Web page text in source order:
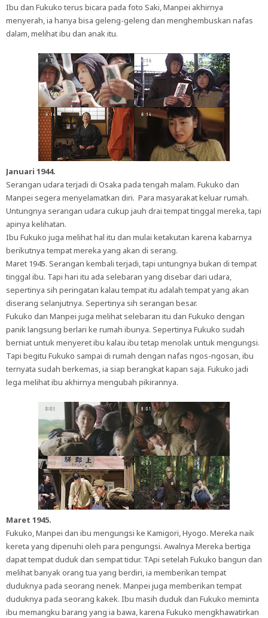
Ibu dan Fukuko terus bicara pada foto Saki, Manpei akhirnya
menyerah, ia hanya bisa geleng-geleng dan menghembuskan nafas
dalam, melihat ibu dan anak itu.
Januari 1944.
Serangan udara terjadi di Osaka pada tengah malam. Fukuko dan
Manpei segera menyelamatkan diri. Para masyarakat keluar rumah.
Untungnya serangan udara cukup jauh drai tempat tinggal mereka, tapi
apinya kelihatan.
Ibu Fukuko juga melihat hal itu dan mulai ketakutan karena kabarnya
berikutnya tempat mereka yang akan di serang.
Maret 1945. Serangan kembali terjadi, tapi untungnya bukan di tempat
tinggal ibu. Tapi hari itu ada selebaran yang disebar dari udara,
sepertinya sih peringatan kalau tempat itu adalah tempat yang akan
diserang selanjutnya. Sepertinya sih serangan besar.
Fukuko dan Manpei juga melihat selebaran itu dan Fukuko dengan
panik langsung berlari ke rumah ibunya. Sepertinya Fukuko sudah
berniat untuk menyeret ibu kalau ibu tetap menolak untuk mengungsi.
Tapi begitu Fukuko sampai di rumah dengan nafas ngos-ngosan, ibu
ternyata sudah berkemas, ia siap berangkat kapan saja. Fukuko jadi
lega melihat ibu akhirnya mengubah pikirannya.
Maret 1945.
Fukuko, Manpei dan ibu mengungsi ke Kamigori, Hyogo. Mereka naik
kereta yang dipenuhi oleh para pengungsi. Awalnya Mereka bertiga
dapat tempat duduk dan sempat tidur. TApi setelah Fukuko bangun dan
melihat banyak orang tua yang berdiri, ia memberikan tempat
duduknya pada seorang nenek. Manpei juga memberikan tempat
duduknya pada seorang kakek. Ibu masih duduk dan Fukuko meminta
ibu memangku barang yang ia bawa, karena Fukuko mengkhawatirkan